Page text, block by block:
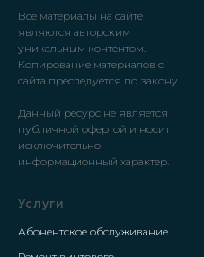
Все материалы на сайте
являются авторским
уникальным контентом.
Копирование материалов с
сайта преследуется по закону.
Данный ресурс не является
публичной офертой и носит
исключительно
информационный характер.
Услуги
Абонентское обслуживание